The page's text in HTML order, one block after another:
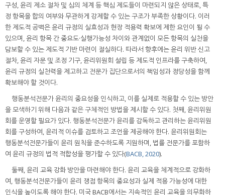
구성, 윤리 제소 절차 및 심의 체계 등 핵심 제도들이 마련되지 않은 상태로, 특
정 항목을 합의 여부와 무관하게 강제할 수 있는 구조가 부족한 상황이다. 이러
한 제도적 공백은 윤리 규정의 실효성과 현장 적용력 확보에 제한 요인이 될 수
있으며, 윤리 항목 간 중요도·실행가능성 차이와 관계없이 모든 항목의 실천을
담보할 수 있는 제도적 기반 마련이 절실하다. 따라서 향후에는 윤리 위반 신고
절차, 윤리 자문 및 조정 기구, 윤리위원회 설립 등 제도적 인프라를 구축하여,
윤리 규정의 실천력을 제고하고 전문가 집단으로서의 책임성과 정당성을 함께
확보해야 할 것이다.
행동분석전문가 윤리의 중요성을 인식하고, 이를 실제로 적용할 수 있는 방안
을 모색하기 위해 다음과 같은 구체적인 방법을 제시할 수 있다. 첫째, 윤리위원
회를 운영할 필요가 있다. 행동분석전문가 윤리를 감독하고 관리하는 윤리위원
회를 구성하여, 윤리적 이슈를 검토하고 조언을 제공해야 한다. 윤리위원회는
행동분석전문가들이 윤리 원칙을 준수하도록 지원하며, 법률 전문가를 포함하
여 윤리 규정의 법적 적합성을 평가할 수 있다(BACB, 2020).
둘째, 윤리 교육 강화 방안을 마련해야 한다. 윤리 교육을 체계적으로 강화하
여, 행동분석전문가들이 윤리 쟁점 항목의 중요성과 실제 적용 가능성에 대한
인식을 높이도록 해야 한다. 미국 BACB에서는 지속적인 윤리 교육을 의무화하